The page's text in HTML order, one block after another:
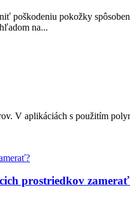
pokožky
na...
V aplikáciách s použitím
prostriedkov